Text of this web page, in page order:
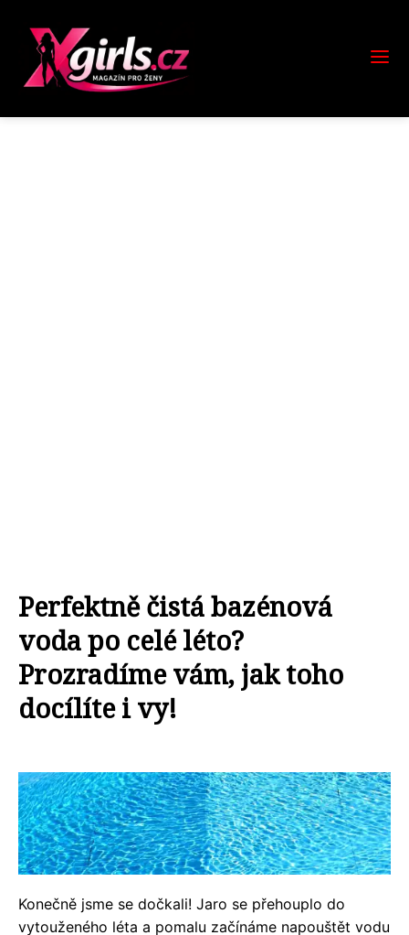
Perfektně čistá bazénová
voda po celé léto?
Prozradíme vám, jak toho
docílíte i vy!
Konečně jsme se dočkali! Jaro se přehouplo do
vytouženého léta a pomalu začínáme napouštět vodu